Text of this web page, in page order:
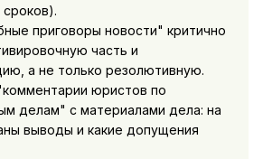
приговоры новости" критично
часть и
а не только резолютивную.
юристов по
делам" с материалами дела: на
выводы и какие допущения